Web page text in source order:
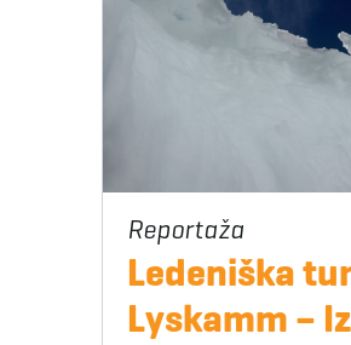
Ledeniška
Lyskamm – Iz